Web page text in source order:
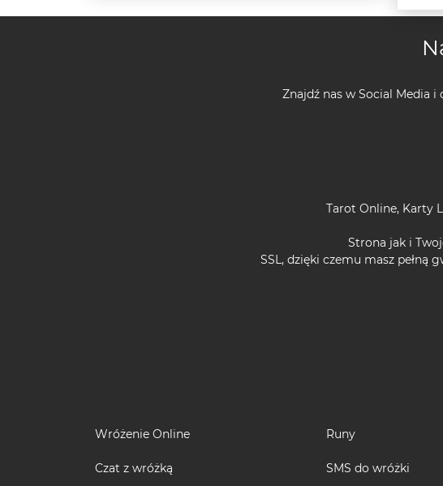
Znajdź nas w Social Media
Tarot Online, Karty
Strona jak i
SSL, dzięki czemu masz pełną
Wróżenie Online
Czat z wróżką
Runy
SMS do wróżki